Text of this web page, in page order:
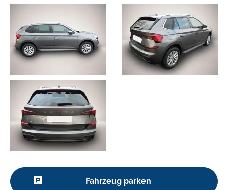
Fahrzeug parken